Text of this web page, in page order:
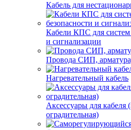
Кабель для
Кабели КПС для систем
и сигнализации
Провода СИП,
Нагревательный кабель
Аксессуары для кабеля
оградительная)